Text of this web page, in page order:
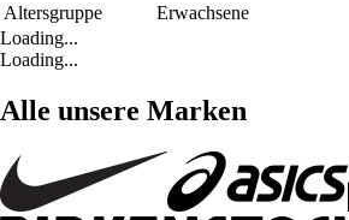
Altersgruppe
Erwachsene
Loading...
Loading...
Alle unsere Marken